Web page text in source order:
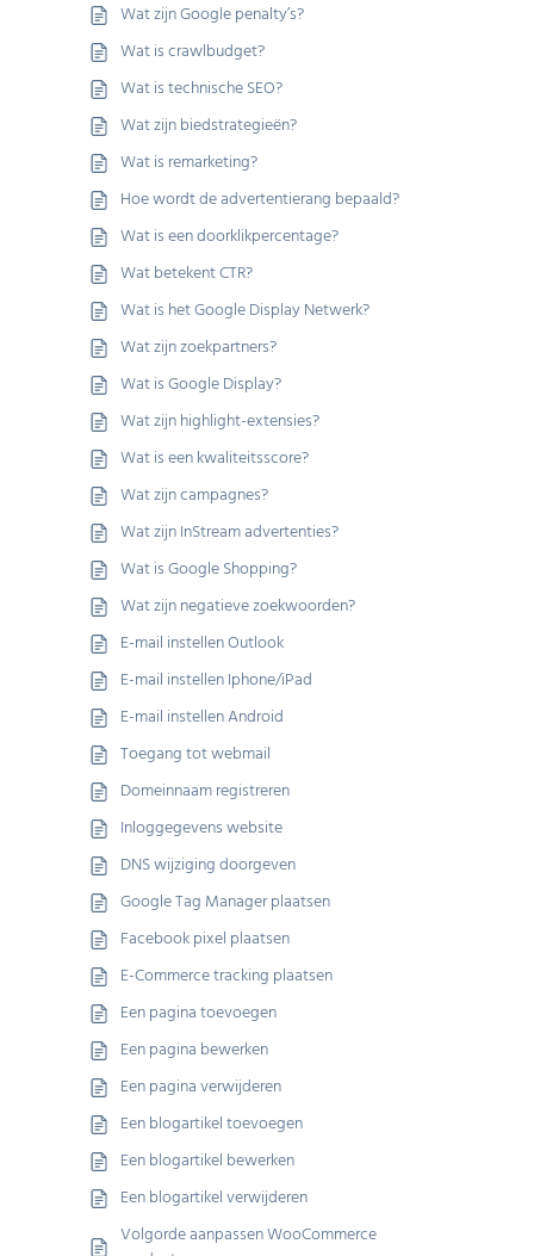
Wat zijn Google penalty’s?
Wat is crawlbudget?
Wat is technische SEO?
Wat zijn biedstrategieën?
Wat is remarketing?
Hoe wordt de advertentierang bepaald?
Wat is een doorklikpercentage?
Wat betekent CTR?
Wat is het Google Display Netwerk?
Wat zijn zoekpartners?
Wat is Google Display?
Wat zijn highlight-extensies?
Wat is een kwaliteitsscore?
Wat zijn campagnes?
Wat zijn InStream advertenties?
Wat is Google Shopping?
Wat zijn negatieve zoekwoorden?
E-mail instellen Outlook
E-mail instellen Iphone/iPad
E-mail instellen Android
Toegang tot webmail
Domeinnaam registreren
Inloggegevens website
DNS wijziging doorgeven
Google Tag Manager plaatsen
Facebook pixel plaatsen
E-Commerce tracking plaatsen
Een pagina toevoegen
Een pagina bewerken
Een pagina verwijderen
Een blogartikel toevoegen
Een blogartikel bewerken
Een blogartikel verwijderen
Volgorde aanpassen WooCommerce